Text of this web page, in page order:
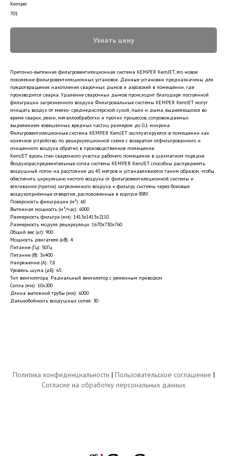
Kemper
701
Узнать цену
Приточно-вытяжная фильтровентиляционная система KEMPER KemJET, это новое
поколение фильтровентиляционных установок. Данные установки предназначены для
предотвращения накопления сварочных дымов и аэрозолей в помещении, где
производится сварка. Удаление сварочных дымов происходит благодаря постоянной
фильтрации загрязненного воздуха. Фильтровальные системы KEMPER KemJET могут
очищать воздух от мелко- среднедисперсной сухой, пыли и дыма, выделяющихся во
время сварки, резки, металлообработки и прочих процессов, сопровождаемых
выделением взвешенных вредных частиц размером до 0,1 микрона.
Фильтровентиляционные система KEMPER KemJET эксплуатируются в помещении как
конечное устройство по рециркуляционной схеме с возвратом отфильтрованного и
очищенного воздуха обратно в производственное помещение.
KemJET вдоль стен сварочного участка рабочего помещения в шахматном порядке.
Воздухораспределительные сопла системы KEMPER KemJET способны распределять
воздушный поток на расстояние до 45 метров и устанавливаются таким образом, чтобы
обеспечить циркуляцию чистого воздуха от фильтровентиляционной системы и
втягивание (приток) загрязненного воздуха к фильтру системы через боковые
воздухоприёмные отверстия, расположенные в корпусе ФВУ.
Поверхность фильтрации (м²): 60
Вытяжная мощность (м³/час): 6000
Размерность фильтра (мм): 1413x1413x2110
Размерность модуля рециркуляци: 1670x730x760
Общий вес (кг): 900
Мощность двигателя (кВ): 4
Питание (Гц): 50Гц
Питание (В): 3x400
Напряжение (А): 7,8
Уровень шума (дБ): 65
Тип вентилятора: Радиальный вентилятор с ременным приводом
Сопла (мм): 10x200
Длина вытяжной трубы (мм): 6000
Дальнобойность воздушных сопел: 30
Политика конфиденциальности | Пользовательское соглашение |
Согласие на обработку персональных данных